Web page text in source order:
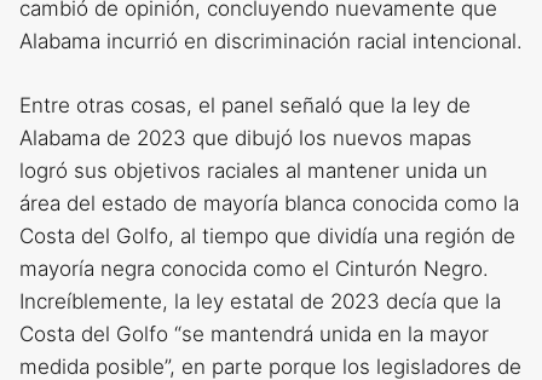
cambió de opinión, concluyendo nuevamente que
Alabama incurrió en discriminación racial intencional.
Entre otras cosas, el panel señaló que la ley de
Alabama de 2023 que dibujó los nuevos mapas
logró sus objetivos raciales al mantener unida un
área del estado de mayoría blanca conocida como la
Costa del Golfo, al tiempo que dividía una región de
mayoría negra conocida como el Cinturón Negro.
Increíblemente, la ley estatal de 2023 decía que la
Costa del Golfo “se mantendrá unida en la mayor
medida posible”, en parte porque los legisladores de